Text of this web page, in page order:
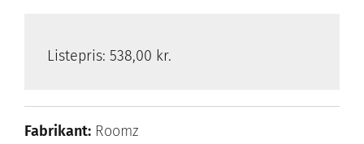
Listepris: 538,00 kr.
Fabrikant: Roomz